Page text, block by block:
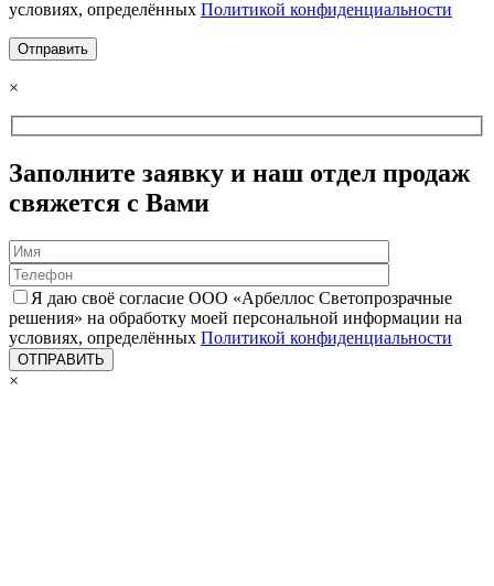
условиях, определённых Политикой конфиденциальности
×
Заполните заявку и наш отдел продаж
свяжется с Вами
Я даю своё согласие ООО «Арбеллос Светопрозрачные
решения» на обработку моей персональной информации на
условиях, определённых Политикой конфиденциальности
×